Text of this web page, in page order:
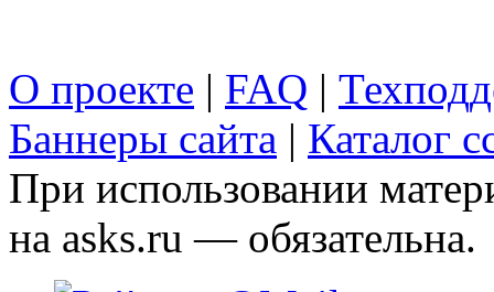
О проекте | FAQ |
Баннеры сайта | Каталог
При использовании
на asks.ru — обязательна.